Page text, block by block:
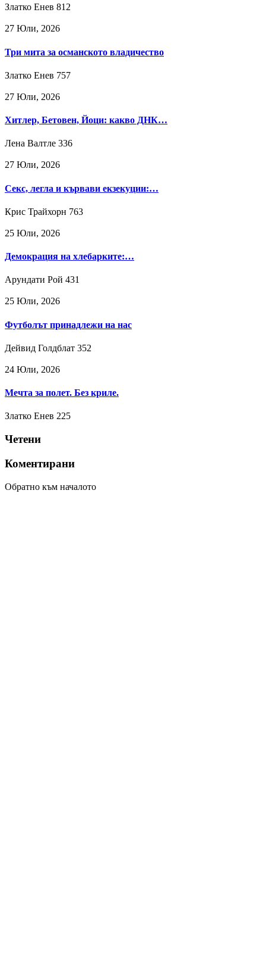
Златко Енев 812
27 Юли, 2026
Три мита за османското владичество
Златко Енев 757
27 Юли, 2026
Хитлер, Бетовен, Йоци: какво ДНК…
Лена Валтле 336
27 Юли, 2026
Секс, легла и кървави екзекуции:…
Крис Трайхорн 763
25 Юли, 2026
Демокрация на хлебарките:…
Арундати Рой 431
25 Юли, 2026
Футболът принадлежи на нас
Дейвид Голдблат 352
24 Юли, 2026
Мечта за полет. Без криле.
Златко Енев 225
Четени
Коментирани
Обратно към началото